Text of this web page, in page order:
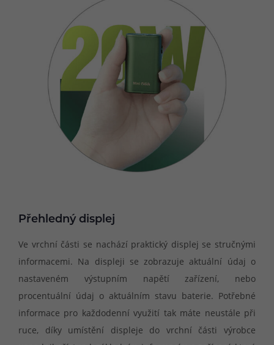
Přehledný displej
Ve vrchní části se nachází praktický displej se stručnými
informacemi. Na displeji se zobrazuje aktuální údaj o
nastaveném výstupním napětí zařízení, nebo
procentuální údaj o aktuálním stavu baterie. Potřebné
informace pro každodenní využití tak máte neustále při
ruce, díky umístění displeje do vrchní části výrobce